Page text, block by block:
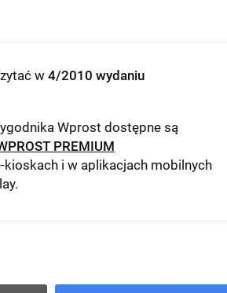
w 4/2010 wydaniu
Wprost dostępne są
PREMIUM
i w aplikacjach mobilnych
.